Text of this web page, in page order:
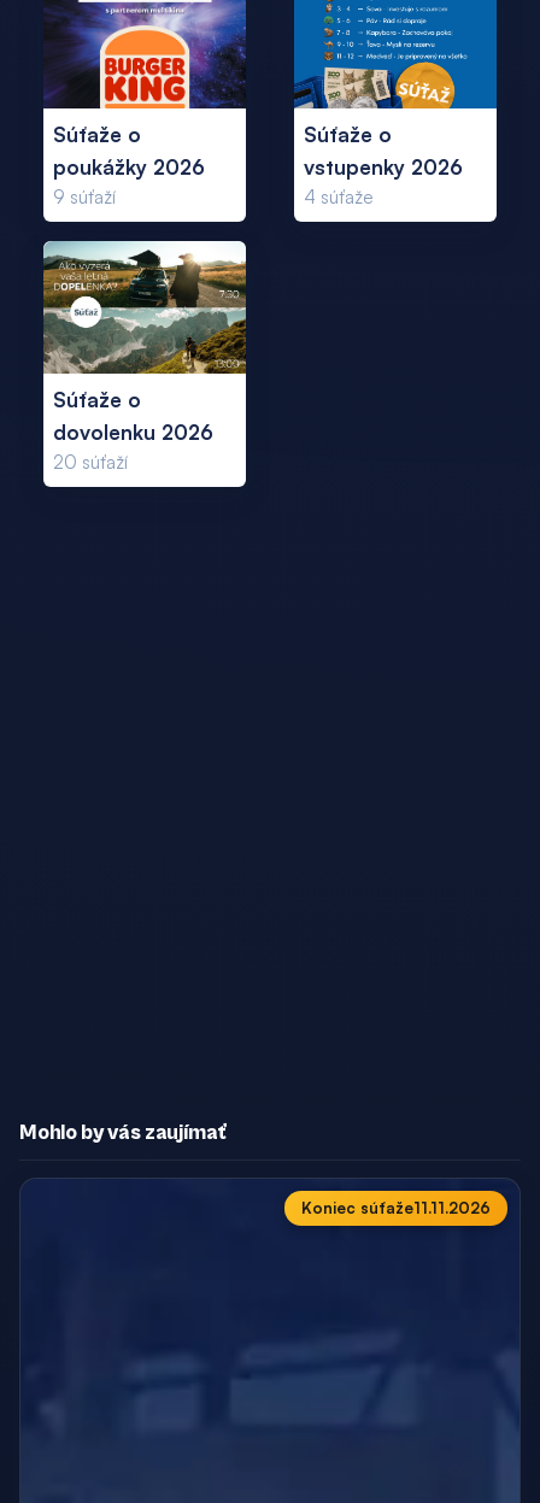
Súťaže o
poukážky 2026
9 súťaží
Súťaže o
vstupenky 2026
4 súťaže
Súťaže o
dovolenku 2026
20 súťaží
Mohlo by vás zaujímať
Koniec súťaže11.11.2026